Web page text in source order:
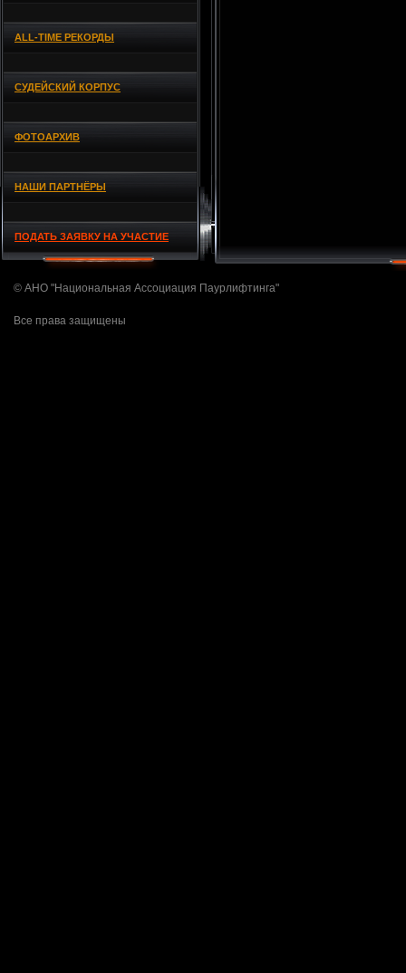
ALL-TIME РЕКОРДЫ
СУДЕЙСКИЙ КОРПУС
ФОТОАРХИВ
НАШИ ПАРТНЁРЫ
ПОДАТЬ ЗАЯВКУ НА УЧАСТИЕ
© АНО "Национальная Ассоциация Паурлифтинга"
Все права защищены